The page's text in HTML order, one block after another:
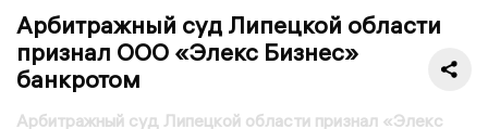
Арбитражный суд Липецкой области
признал ООО «Элекс Бизнес»
банкротом
Арбитражный суд Липецкой области признал «Элекс